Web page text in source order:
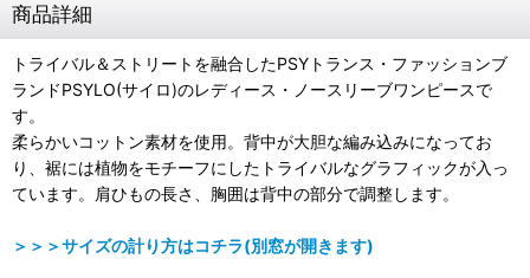
商品詳細
トライバル＆ストリートを融合したPSYトランス・ファッションブ
ランドPSYLO(サイロ)のレディース・ノースリーブワンピースで
す。
柔らかいコットン素材を使用。背中が大胆な編み込みになってお
り、裾には植物をモチーフにしたトライバルなグラフィックが入っ
ています。肩ひもの長さ、胸囲は背中の部分で調整します。
＞＞＞サイズの計り方はコチラ(別窓が開きます)